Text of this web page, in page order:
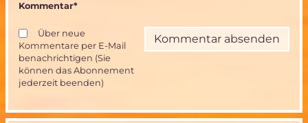
Kommentar*
Über neue
Kommentare per E-Mail
benachrichtigen (Sie
können das Abonnement
jederzeit beenden)